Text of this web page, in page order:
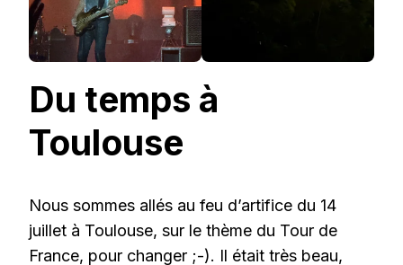
Du temps à
Toulouse
Nous sommes allés au feu d’artifice du 14
juillet à Toulouse, sur le thème du Tour de
France, pour changer ;-). Il était très beau,